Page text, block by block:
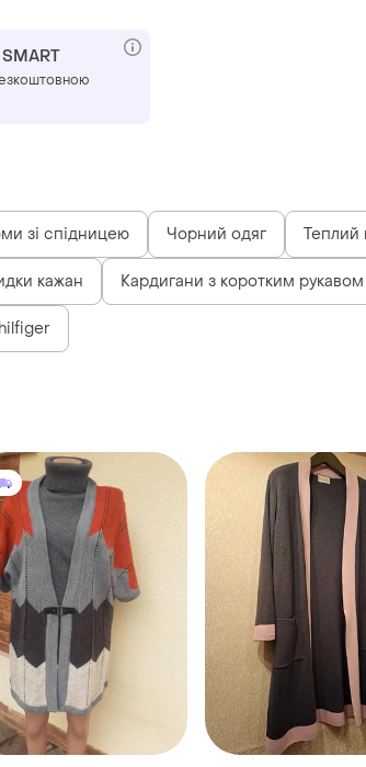
зі спідницею Чорний одяг Теплий
кажан Кардигани з коротким рукавом